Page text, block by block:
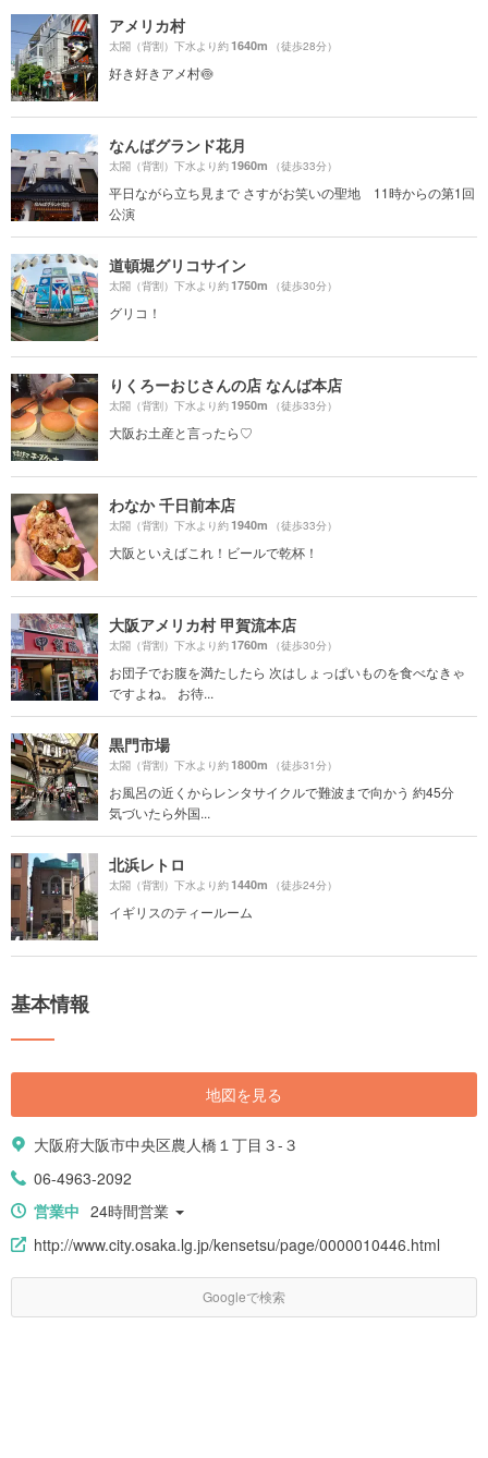
アメリカ村
太閤（背割）下水より約1640m （徒歩28分）
好き好きアメ村🍥
なんばグランド花月
太閤（背割）下水より約1960m （徒歩33分）
平日ながら立ち見まで さすがお笑いの聖地 11時からの第1回
公演
道頓堀グリコサイン
太閤（背割）下水より約1750m （徒歩30分）
グリコ！
りくろーおじさんの店 なんば本店
太閤（背割）下水より約1950m （徒歩33分）
大阪お土産と言ったら♡
わなか 千日前本店
太閤（背割）下水より約1940m （徒歩33分）
大阪といえばこれ！ビールで乾杯！
大阪アメリカ村 甲賀流本店
太閤（背割）下水より約1760m （徒歩30分）
お団子でお腹を満たしたら 次はしょっぱいものを食べなきゃ
ですよね。 お待...
黒門市場
太閤（背割）下水より約1800m （徒歩31分）
お風呂の近くからレンタサイクルで難波まで向かう 約45分
気づいたら外国...
北浜レトロ
太閤（背割）下水より約1440m （徒歩24分）
イギリスのティールーム
基本情報
地図を見る
大阪府大阪市中央区農人橋１丁目３-３
06-4963-2092
営業中 24時間営業
http://www.city.osaka.lg.jp/kensetsu/page/0000010446.html
Googleで検索